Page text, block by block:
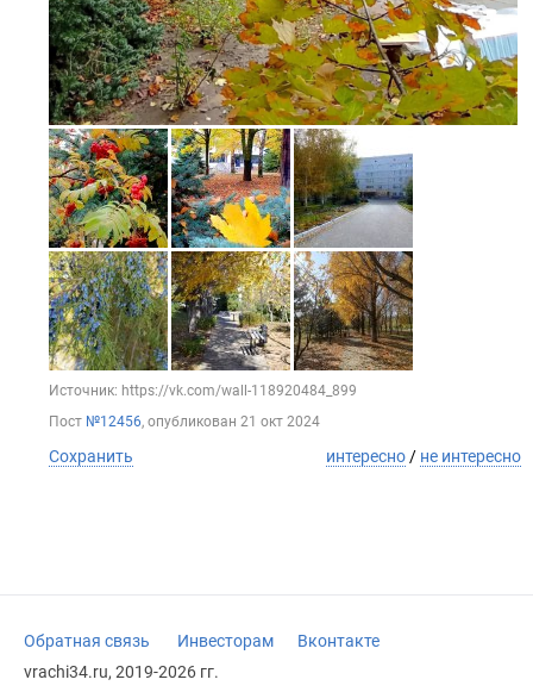
Источник: https://vk.com/wall-118920484_899
Пост №12456, опубликован 21 окт 2024
Сохранить интересно / не интересно
Обратная связь Инвесторам
Вконтакте
vrachi34.ru, 2019-2026 гг.